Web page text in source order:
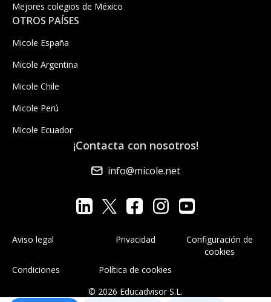
Mejores colegios de México
OTROS PAÍSES
Micole España
Micole Argentina
Micole Chile
Micole Perú
Micole Ecuador
¡Contacta con nosotros!
info@micole.net
Aviso legal Privacidad
Configuración de
cookies
Condiciones
Política de cookies
© 2026 Educadvisor S.L.